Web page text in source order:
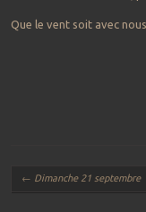
Que le vent soit avec
Navigation des articles
← Dimanche 21 septembre